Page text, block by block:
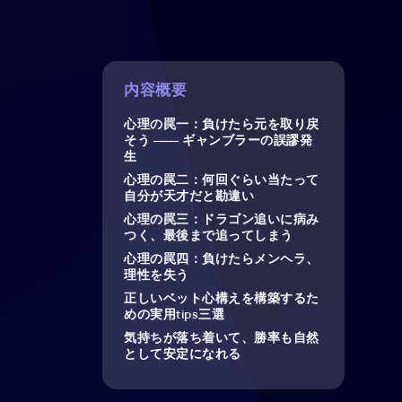
内容概要
心理の罠一：負けたら元を取り戻
そう —— ギャンブラーの誤謬発
生
心理の罠二：何回ぐらい当たって
自分が天才だと勘違い
心理の罠三：ドラゴン追いに病み
つく、最後まで追ってしまう
心理の罠四：負けたらメンヘラ、
理性を失う
正しいベット心構えを構築するた
めの実用tips三選
気持ちが落ち着いて、勝率も自然
として安定になれる